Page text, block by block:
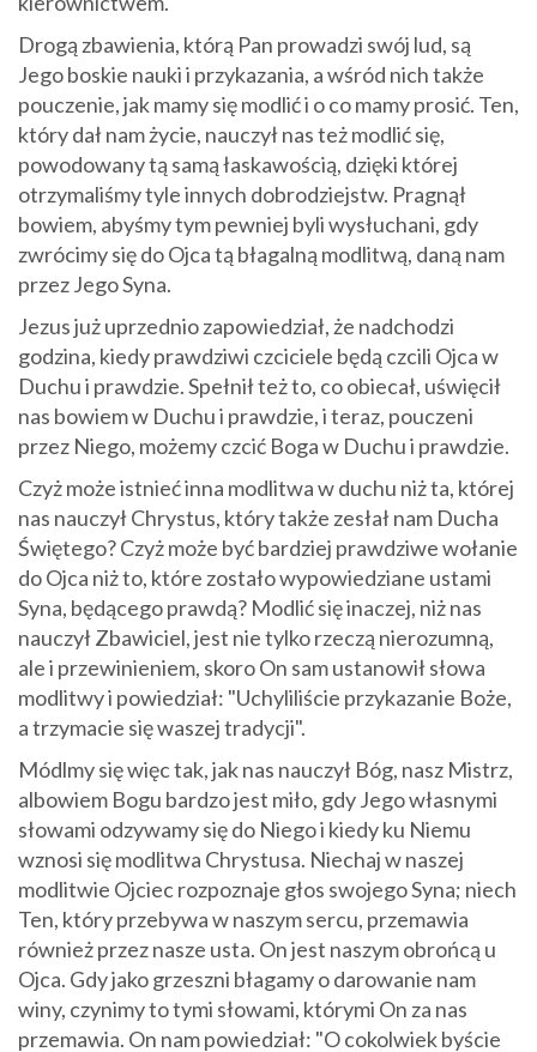
Drogą zbawienia, którą Pan prowadzi swój lud, są
Jego boskie nauki i przykazania, a wśród nich także
pouczenie, jak mamy się modlić i o co mamy prosić. Ten,
który dał nam życie, nauczył nas też modlić się,
powodowany tą samą łaskawością, dzięki której
otrzymaliśmy tyle innych dobrodziejstw. Pragnął
bowiem, abyśmy tym pewniej byli wysłuchani, gdy
zwrócimy się do Ojca tą błagalną modlitwą, daną nam
przez Jego Syna.
Jezus już uprzednio zapowiedział, że nadchodzi
godzina, kiedy prawdziwi czciciele będą czcili Ojca w
Duchu i prawdzie. Spełnił też to, co obiecał, uświęcił
nas bowiem w Duchu i prawdzie, i teraz, pouczeni
przez Niego, możemy czcić Boga w Duchu i prawdzie.
Czyż może istnieć inna modlitwa w duchu niż ta, której
nas nauczył Chrystus, który także zesłał nam Ducha
Świętego? Czyż może być bardziej prawdziwe wołanie
do Ojca niż to, które zostało wypowiedziane ustami
Syna, będącego prawdą? Modlić się inaczej, niż nas
nauczył Zbawiciel, jest nie tylko rzeczą nierozumną,
ale i przewinieniem, skoro On sam ustanowił słowa
modlitwy i powiedział: "Uchyliliście przykazanie Boże,
a trzymacie się waszej tradycji".
Módlmy się więc tak, jak nas nauczył Bóg, nasz Mistrz,
albowiem Bogu bardzo jest miło, gdy Jego własnymi
słowami odzywamy się do Niego i kiedy ku Niemu
wznosi się modlitwa Chrystusa. Niechaj w naszej
modlitwie Ojciec rozpoznaje głos swojego Syna; niech
Ten, który przebywa w naszym sercu, przemawia
również przez nasze usta. On jest naszym obrońcą u
Ojca. Gdy jako grzeszni błagamy o darowanie nam
winy, czynimy to tymi słowami, którymi On za nas
przemawia. On nam powiedział: "O cokolwiek byście